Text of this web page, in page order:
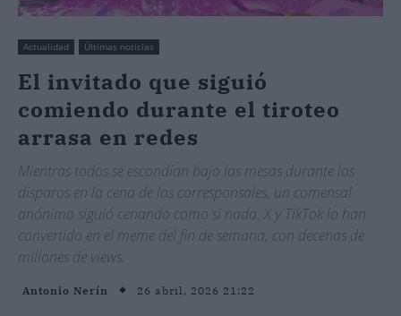
Actualidad Últimas noticias
El invitado que siguió
comiendo durante el tiroteo
arrasa en redes
Mientras todos se escondían bajo las mesas durante los
disparos en la cena de los corresponsales, un comensal
anónimo siguió cenando como si nada. X y TikTok lo han
convertido en el meme del fin de semana, con decenas de
millones de views.
Antonio Nerín 26 abril, 2026 21:22